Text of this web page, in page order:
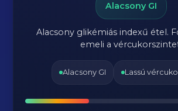
Alacsony GI
Alacsony glikémiás indexű étel.
emeli a
Alacsony GI Lassú